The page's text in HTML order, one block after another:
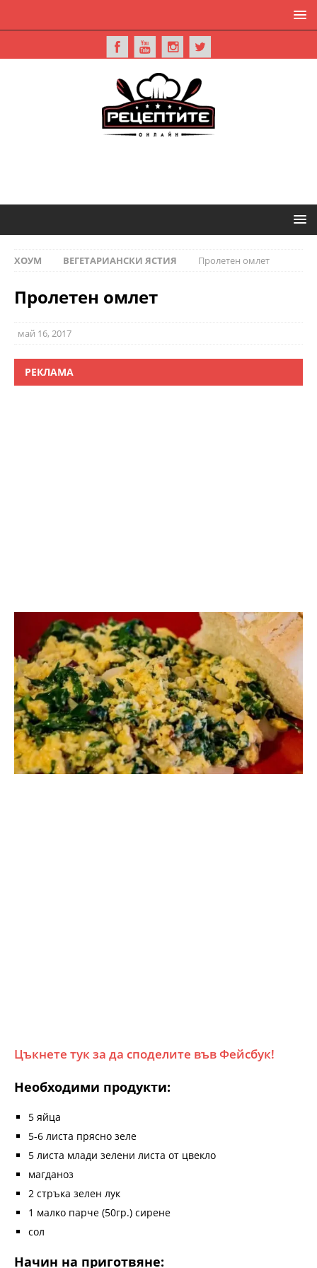
ХОУМ ВЕГЕТАРИАНСКИ ЯСТИЯ Пролетен омлет
Пролетен омлет
май 16, 2017
РЕКЛАМА
Цъкнете тук за да споделите във Фейсбук!
Необходими продукти:
5 яйца
5-6 листа прясно зеле
5 листа млади зелени листа от цвекло
магданоз
2 стръка зелен лук
1 малко парче (50гр.) сирене
сол
Начин на приготвяне: